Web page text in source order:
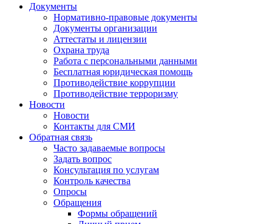
Документы
Нормативно-правовые документы
Документы организации
Аттестаты и лицензии
Охрана труда
Работа с персональными данными
Бесплатная юридическая помощь
Противодействие коррупции
Противодействие терроризму
Новости
Новости
Контакты для СМИ
Обратная связь
Часто задаваемые вопросы
Задать вопрос
Консультация по услугам
Контроль качества
Опросы
Обращения
Формы обращений